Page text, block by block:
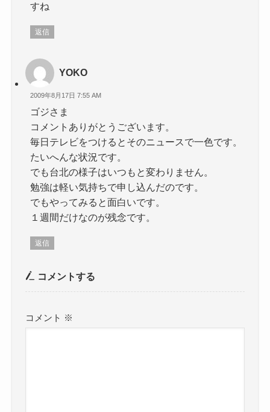
すね
返信
YOKO
2009年8月17日 7:55 AM
ゴジさま
コメントありがとうございます。
毎日テレビをつけるとそのニュースで一色です。
たいへんな状況です。
でも台北の様子はいつもと変わりません。
勉強は軽い気持ちで申し込んだのです。
でもやってみると面白いです。
１週間だけなのが残念です。
返信
コメントする
コメント ※